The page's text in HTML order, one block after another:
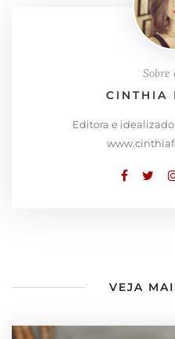
Sobre
CINTHIA
Editora e
VEJA